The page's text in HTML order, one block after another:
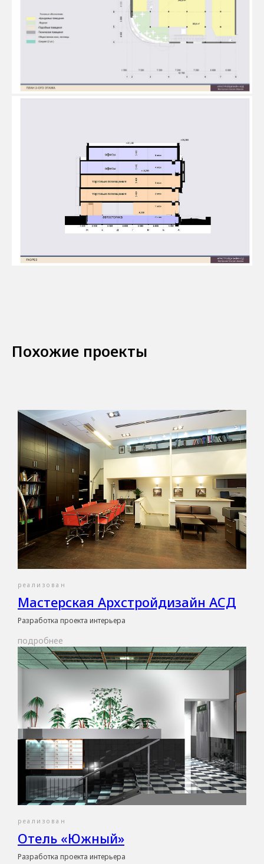
Похожие проекты
реализован
Мастерская Архстройдизайн АСД
Разработка проекта интерьера
подробнее
реализован
Отель «Южный»
Разработка проекта интерьера